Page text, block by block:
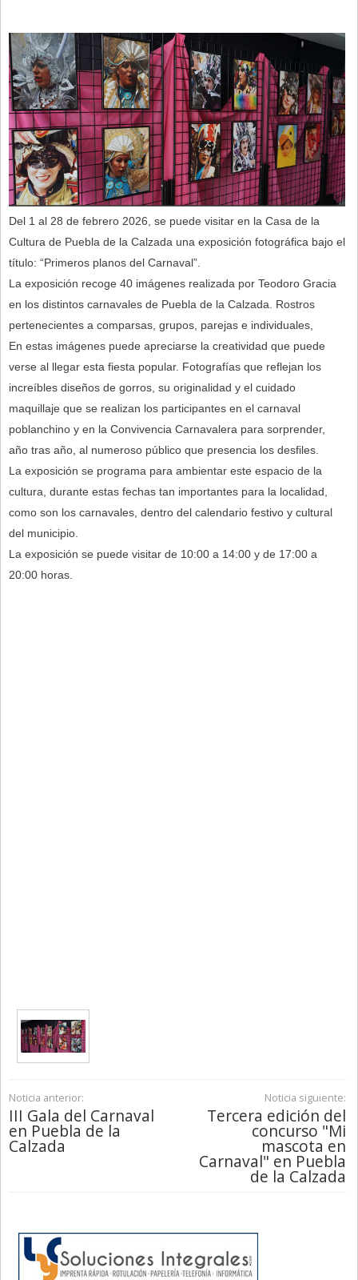
Del 1 al 28 de febrero 2026, se puede visitar en la Casa de la
Cultura de Puebla de la Calzada una exposición fotográfica bajo el
título: “Primeros planos del Carnaval”.
La exposición recoge 40 imágenes realizada por Teodoro Gracia
en los distintos carnavales de Puebla de la Calzada. Rostros
pertenecientes a comparsas, grupos, parejas e individuales,
En estas imágenes puede apreciarse la creatividad que puede
verse al llegar esta fiesta popular. Fotografías que reflejan los
increíbles diseños de gorros, su originalidad y el cuidado
maquillaje que se realizan los participantes en el carnaval
poblanchino y en la Convivencia Carnavalera para sorprender,
año tras año, al numeroso público que presencia los desfiles.
La exposición se programa para ambientar este espacio de la
cultura, durante estas fechas tan importantes para la localidad,
como son los carnavales, dentro del calendario festivo y cultural
del municipio.
La exposición se puede visitar de 10:00 a 14:00 y de 17:00 a
20:00 horas.
Noticia anterior:
III Gala del Carnaval
en Puebla de la
Calzada
Noticia siguiente:
Tercera edición del
concurso "Mi
mascota en
Carnaval" en Puebla
de la Calzada